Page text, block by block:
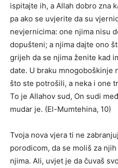
ispitajte ih, a Allah dobro zna
pa ako se uvjerite da su
nevjernicima: one njima nisu
dopušteni; a njima dajte ono
grijeh da se njima ženite kad
date. U braku mnogoboškinje
što ste potrošili, a neka i one
To je Allahov sud, On sudi
mudar je. (El-Mumtehina, 10)
Tvoja nova vjera ti ne
porodicom, da se moliš za
njima. Ali, uvjet je da čuvaš